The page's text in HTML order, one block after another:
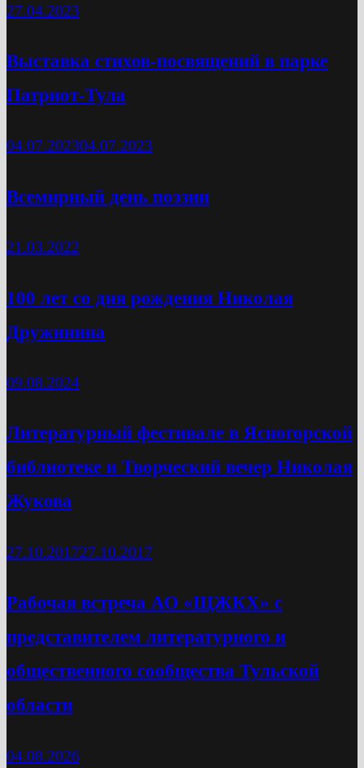
27.04.2023
Выставка стихов-посвящений в парке
Патриот-Тула
04.07.202304.07.2023
Всемирный день поэзии
21.03.2022
100 лет со дня рождения Николая
Дружинина
09.08.2024
Литературный фестивале в Ясногорской
библиотеке и Творческий вечер Николая
Жукова
27.10.201727.10.2017
Рабочая встреча АО «ЩЖКХ» с
представителем литературного и
общественного сообщества Тульской
области
04.08.2026